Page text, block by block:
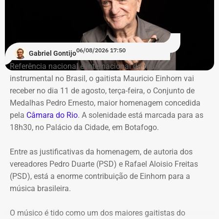
De acordo com o relatório de auditoria do TCE-RJ, os R$
59,6 milhões alocados no Banco Master entre junho e
julho de 2024 representavam mais de 20% de toda a
carteira de investimentos do Itaprevi. A equipe técnica do
Tribunal classificou o processo decisório como
“negligente e temerário”.
Entre os principais pontos apontados pela auditoria
estão:
Mudança brusca na estratégia de investimento: a
20% logo na primeira reunião da nova gestão,
desrespeitando os estudos técnicos e pareceres da
consultoria financeira contratada, que desaconselhavam
o investimento de longo prazo.
previdenciários por 10 anos em uma instituição que
Gabriel Gontijo06/08/2026 17:50
Referência nacional e internacional da música
instrumental no Brasil, o gaitista Mauricio Einhorn vai
receber no dia 11 de agosto, terça-feira, o Conjunto de
Medalhas Pedro Ernesto, maior homenagem concedida
pela Câmara do Rio. A solenidade está marcada para as
18h30, no Palácio da Cidade, em Botafogo.
Entre as justificativas da homenagem, de autoria dos
vereadores Pedro Duarte (PSD) e Rafael Aloisio Freitas
(PSD), está a enorme contribuição de Einhorn para a
música brasileira.
O músico é tido como um dos maiores gaitistas do